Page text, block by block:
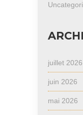
juillet 2026
juin 2026
mai 2026